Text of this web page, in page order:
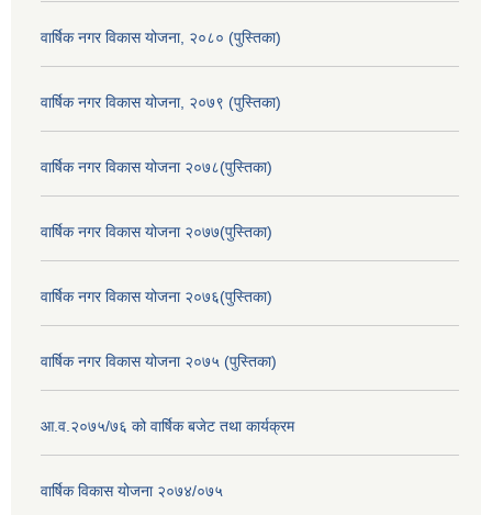
वार्षिक नगर विकास योजना, २०८० (पुस्तिका)
वार्षिक नगर विकास योजना, २०७९ (पुस्तिका)
वार्षिक नगर विकास योजना २०७८(पुस्तिका)
वार्षिक नगर विकास योजना २०७७(पुस्तिका)
वार्षिक नगर विकास योजना २०७६(पुस्तिका)
वार्षिक नगर विकास योजना २०७५ (पुस्तिका)
आ.व.२०७५/७६ को वार्षिक बजेट तथा कार्यक्रम
वार्षिक विकास योजना २०७४/०७५